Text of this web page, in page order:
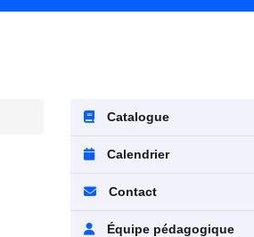
Catalogue
Calendrier
Contact
Équipe pédagogique